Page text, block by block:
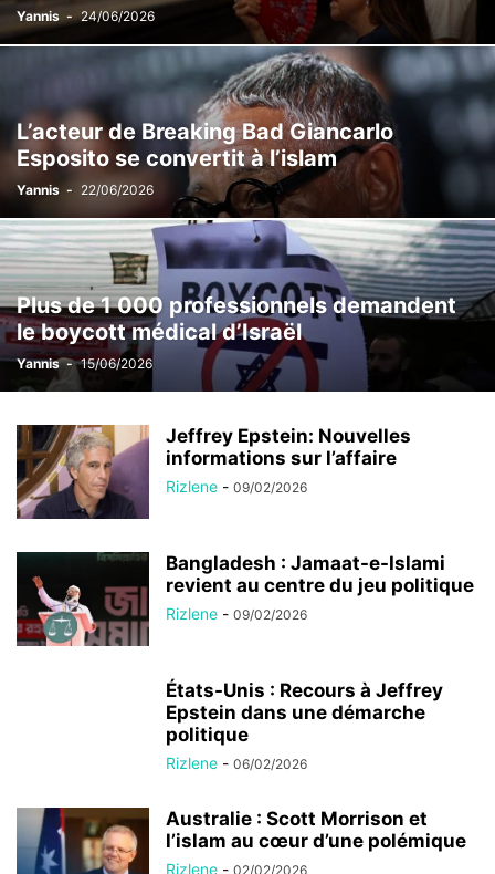
Yannis - 24/06/2026
L’acteur de Breaking Bad Giancarlo
Esposito se convertit à l’islam
Yannis - 22/06/2026
Plus de 1 000 professionnels demandent
le boycott médical d’Israël
Yannis - 15/06/2026
Jeffrey Epstein: Nouvelles
informations sur l’affaire
Rizlene - 09/02/2026
Bangladesh : Jamaat-e-Islami
revient au centre du jeu politique
Rizlene - 09/02/2026
États-Unis : Recours à Jeffrey
Epstein dans une démarche
politique
Rizlene - 06/02/2026
Australie : Scott Morrison et
l’islam au cœur d’une polémique
Rizlene - 02/02/2026